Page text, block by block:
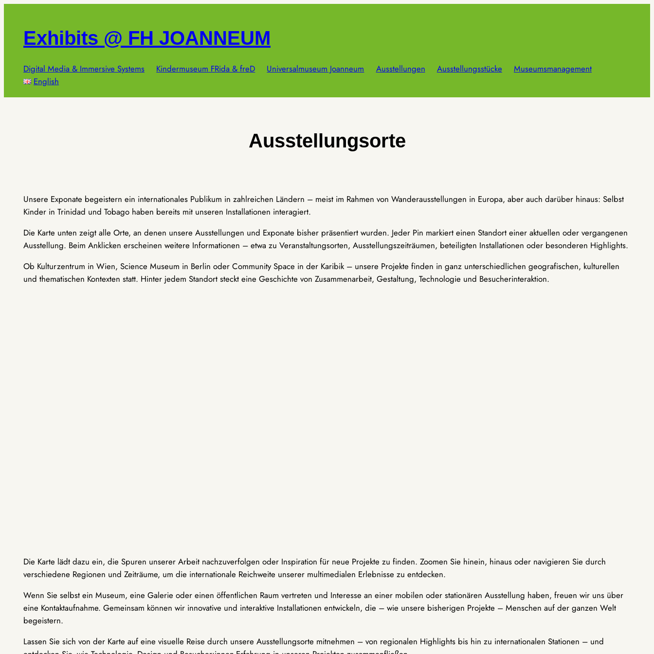
springenExhibits @ FH JOANNEUM
Digital Media & Immersive Systems Kindermuseum FRida & freD Universalmuseum Joanneum Ausstellungen Ausstellungsstücke
Museumsmanagement
English
Ausstellungsorte
Unsere Exponate begeistern ein internationales Publikum in zahlreichen Ländern – meist im Rahmen von Wanderausstellungen in Europa, aber auch darüber hinaus: Selbst
Kinder in Trinidad und Tobago haben bereits mit unseren Installationen interagiert.
Die Karte unten zeigt alle Orte, an denen unsere Ausstellungen und Exponate bisher präsentiert wurden. Jeder Pin markiert einen Standort einer aktuellen oder vergangenen
Ausstellung. Beim Anklicken erscheinen weitere Informationen – etwa zu Veranstaltungsorten, Ausstellungszeiträumen, beteiligten Installationen oder besonderen Highlights.
Ob Kulturzentrum in Wien, Science Museum in Berlin oder Community Space in der Karibik – unsere Projekte finden in ganz unterschiedlichen geografischen, kulturellen
und thematischen Kontexten statt. Hinter jedem Standort steckt eine Geschichte von Zusammenarbeit, Gestaltung, Technologie und Besucherinteraktion.
Die Karte lädt dazu ein, die Spuren unserer Arbeit nachzuverfolgen oder Inspiration für neue Projekte zu finden. Zoomen Sie hinein, hinaus oder navigieren Sie durch
verschiedene Regionen und Zeiträume, um die internationale Reichweite unserer multimedialen Erlebnisse zu entdecken.
Wenn Sie selbst ein Museum, eine Galerie oder einen öffentlichen Raum vertreten und Interesse an einer mobilen oder stationären Ausstellung haben, freuen wir uns über
eine Kontaktaufnahme. Gemeinsam können wir innovative und interaktive Installationen entwickeln, die – wie unsere bisherigen Projekte – Menschen auf der ganzen Welt
begeistern.
Lassen Sie sich von der Karte auf eine visuelle Reise durch unsere Ausstellungsorte mitnehmen – von regionalen Highlights bis hin zu internationalen Stationen – und